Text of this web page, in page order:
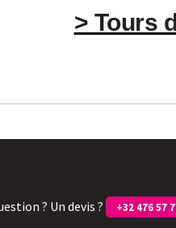
> Tours
? Un devis ? +32 476 57